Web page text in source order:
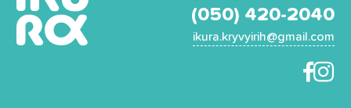
(050) 420-2040
ikura.kryvyirih@gmail.com